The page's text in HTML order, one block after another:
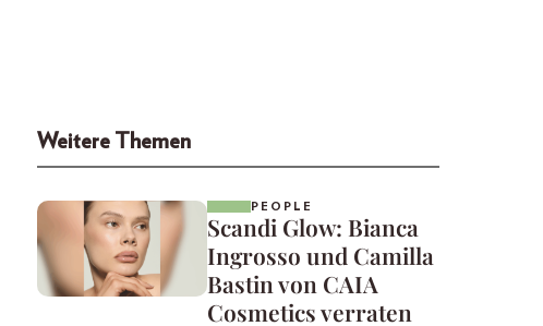
Weitere Themen
PEOPLE
Scandi Glow: Bianca
Ingrosso und Camilla
Bastin von CAIA
Cosmetics verraten